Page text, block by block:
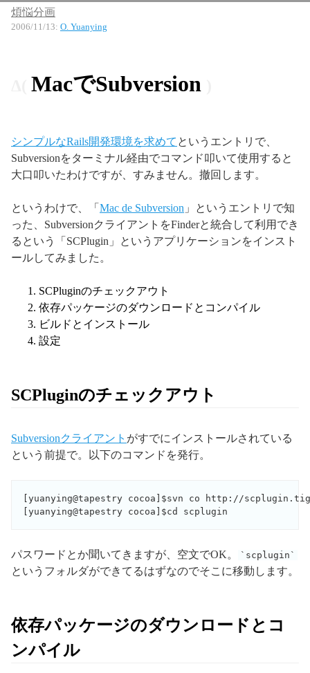
煩悩分画
2006/11/13: O. Yuanying
MacでSubversion
シンプルなRails開発環境を求めて というエントリで、
Subversionをターミナル経由でコマンド叩いて使用すると
大口叩いたわけですが、すみません。撤回します。
というわけで、「 Mac de Subversion 」というエントリで知
った、SubversionクライアントをFinderと統合して利用でき
るという「SCPlugin」というアプリケーションをインスト
ールしてみました。
SCPluginのチェックアウト
依存パッケージのダウンロードとコンパイル
ビルドとインストール
設定
SCPluginのチェックアウト
Subversionクライアント がすでにインストールされている
という前提で。以下のコマンドを発行。
[yuanying@tapestry cocoa]$svn co http://
[yuanying@tapestry cocoa]$cd scplugin
パスワードとか聞いてきますが、空文でOK。 scplugin
というフォルダができてるはずなのでそこに移動します。
依存パッケージのダウンロードとコ
ンパイル